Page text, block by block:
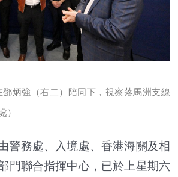
炳強（右二）陪同下，視察落馬洲支線
）
警務處、入境處、香港海關及相
門聯合指揮中心，已於上星期六